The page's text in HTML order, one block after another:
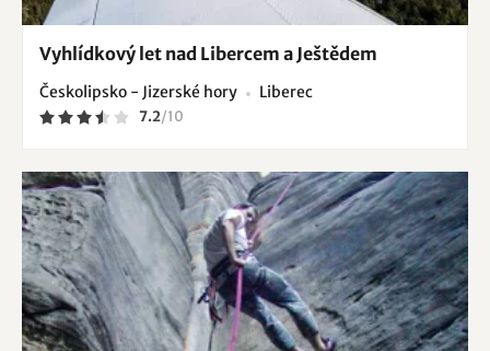
Vyhlídkový let nad Libercem a Ještědem
Českolipsko - Jizerské hory Liberec
7.2/10